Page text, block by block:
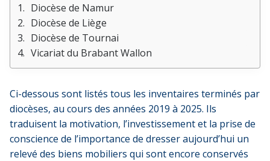
Diocèse de Namur
Diocèse de Liège
Diocèse de Tournai
Vicariat du Brabant Wallon
Ci-dessous sont listés tous les inventaires terminés par
diocèses, au cours des années 2019 à 2025. Ils
traduisent la motivation, l’investissement et la prise de
conscience de l’importance de dresser aujourd’hui un
relevé des biens mobiliers qui sont encore conservés